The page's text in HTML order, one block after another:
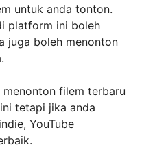
untuk anda tonton.
platform ini boleh
juga boleh menonton
menonton filem terbaru
tetapi jika anda
YouTube